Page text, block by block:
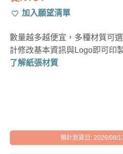
加入願望清單
數量越多越便宜，多種材質可
計修改基本資訊與Logo即可印
了解紙張材質
預計到貨日: 2026/08/